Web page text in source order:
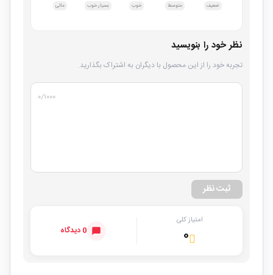
ضعیف متوسط خوب بسیار خوب عالی
نظر خود را بنویسید
تجربه خود را از این محصول با دیگران به اشتراک بگذارید.
۰/۱۰۰۰
ثبت نظر
امتیاز کلی
۰ 0 دیدگاه